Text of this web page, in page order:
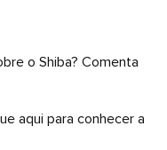
o Shiba? Comenta
aqui para conhecer a